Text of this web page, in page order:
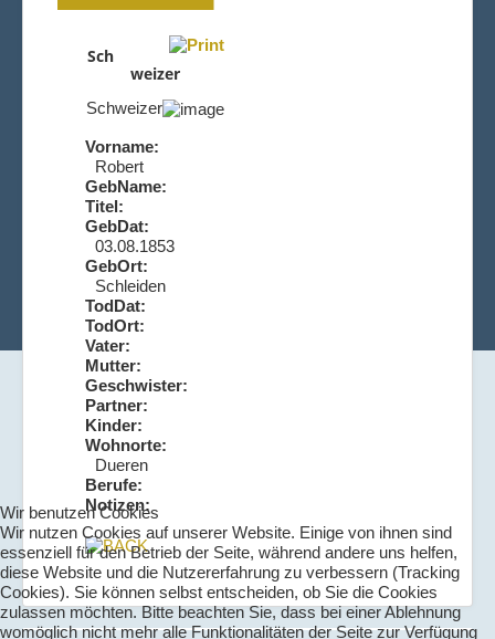
Sch
weizer
Schweizer
Vorname:
Robert
GebName:
Titel:
GebDat:
03.08.1853
GebOrt:
Schleiden
TodDat:
TodOrt:
Vater:
Mutter:
Geschwister:
Partner:
Kinder:
Wohnorte:
Dueren
Berufe:
Notizen:
Wir benutzen Cookies
Wir nutzen Cookies auf unserer Website. Einige von ihnen sind
essenziell für den Betrieb der Seite, während andere uns helfen,
diese Website und die Nutzererfahrung zu verbessern (Tracking
Cookies). Sie können selbst entscheiden, ob Sie die Cookies
zulassen möchten. Bitte beachten Sie, dass bei einer Ablehnung
womöglich nicht mehr alle Funktionalitäten der Seite zur Verfügung